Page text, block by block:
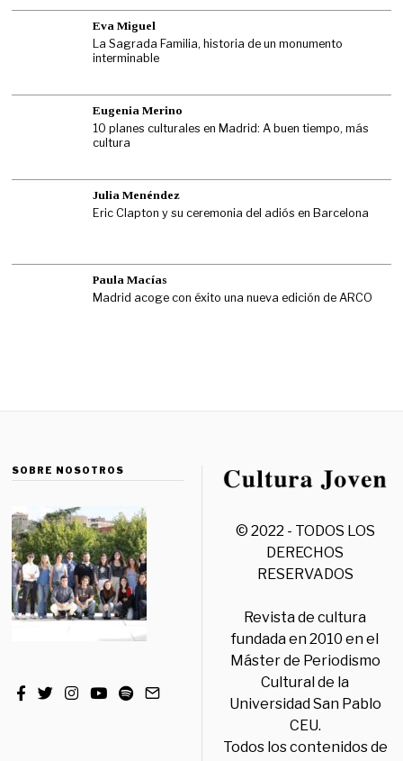
Eva Miguel
La Sagrada Familia, historia de un monumento
interminable
Eugenia Merino
10 planes culturales en Madrid: A buen tiempo, más
cultura
Julia Menéndez
Eric Clapton y su ceremonia del adiós en Barcelona
Paula Macías
Madrid acoge con éxito una nueva edición de ARCO
SOBRE NOSOTROS
© 2022 - TODOS LOS
DERECHOS
RESERVADOS
Revista de cultura
fundada en 2010 en el
Máster de Periodismo
Cultural de la
Universidad San Pablo
CEU.
Todos los contenidos de